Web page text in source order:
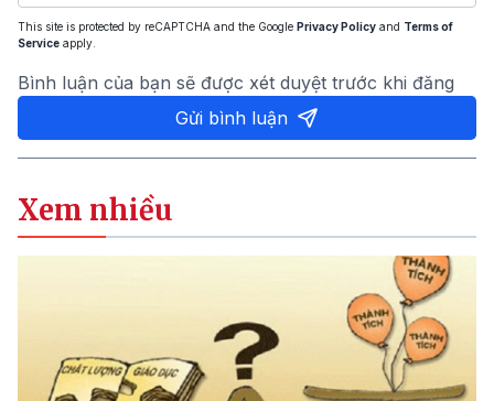
This site is protected by reCAPTCHA and the Google Privacy Policy and Terms of
Service apply.
Bình luận của bạn sẽ được xét duyệt trước khi đăng
Gửi bình luận
Xem nhiều